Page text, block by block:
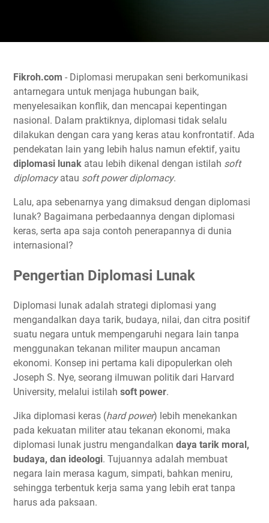
Fikroh.com - Diplomasi merupakan seni berkomunikasi
antarnegara untuk menjaga hubungan baik,
menyelesaikan konflik, dan mencapai kepentingan
nasional. Dalam praktiknya, diplomasi tidak selalu
dilakukan dengan cara yang keras atau konfrontatif. Ada
pendekatan lain yang lebih halus namun efektif, yaitu
diplomasi lunak atau lebih dikenal dengan istilah soft
diplomacyatau soft power diplomacy.
Lalu, apa sebenarnya yang dimaksud dengan diplomasi
lunak? Bagaimana perbedaannya dengan diplomasi
keras, serta apa saja contoh penerapannya di dunia
internasional?
Pengertian Diplomasi Lunak
Diplomasi lunak adalah strategi diplomasi yang
mengandalkan daya tarik, budaya, nilai, dan citra positif
suatu negara untuk mempengaruhi negara lain tanpa
menggunakan tekanan militer maupun ancaman
ekonomi. Konsep ini pertama kali dipopulerkan oleh
Joseph S. Nye, seorang ilmuwan politik dari Harvard
University, melalui istilah soft power.
Jika diplomasi keras (hard power) lebih menekankan
pada kekuatan militer atau tekanan ekonomi, maka
diplomasi lunak justru mengandalkan daya tarik moral,
budaya, dan ideologi. Tujuannya adalah membuat
negara lain merasa kagum, simpati, bahkan meniru,
sehingga terbentuk kerja sama yang lebih erat tanpa
harus ada paksaan.